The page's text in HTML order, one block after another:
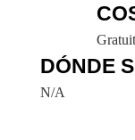
DÓNDE
N/A